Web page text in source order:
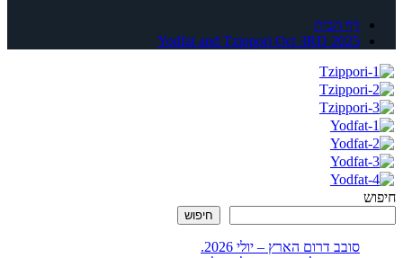
דף הבית
Yodfat and Tzippori Oct 3RD 2025
חיפוש
חיפוש
סובב דרום הארץ – יולי 2026.